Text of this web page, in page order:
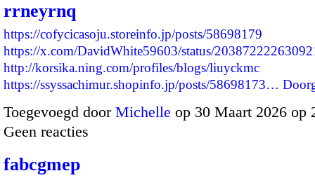
rrneyrnq
https://cofycicasoju.storeinfo.jp/posts/58698179
https://x.com/DavidWhite59603/status/
http://korsika.ning.com/profiles/blogs/liuyckmc
https://ssyssachimur.shopinfo.jp/posts/58698173…
Toegevoegd door Michelle op 30 Maart 2026
Geen reacties
fabcgmep